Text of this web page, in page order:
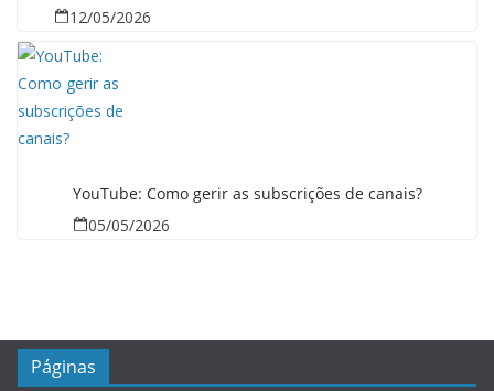
12/05/2026
YouTube: Como gerir as subscrições de canais?
05/05/2026
Páginas